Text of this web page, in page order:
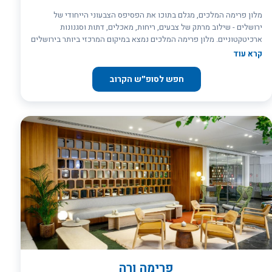
מלון פרימה המלכים, מגלם בתוכו את הפסיפס הצבעוני הייחודי של
ירושלים - שילוב מרתק של צבעים, ריחות, מאכלים, דתות וסגנונות
ארכיטקטוניים. מלון פרימה המלכים נמצא במיקום המרכזי ביותר בירושלים
ומהווה נקודת ציון בעיר, צמוד לבית הכנסת הגדול ובמרחק הליכה מהעיר
קרא עוד
חפש לסופ״ש הקרוב
פרימה ורה